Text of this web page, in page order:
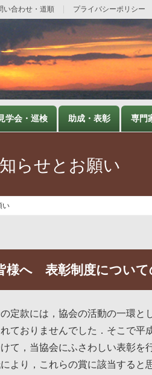
い合わせ・道順 プライバシーポリシー
学会・巡検 助成・表彰 専門
らせとお願い
い
様へ 表彰制度について
定款には，協会の活動の一環と
ておりませんでした．そこで
て，当協会にふさわしい表彰を
より，これらの賞に該当する